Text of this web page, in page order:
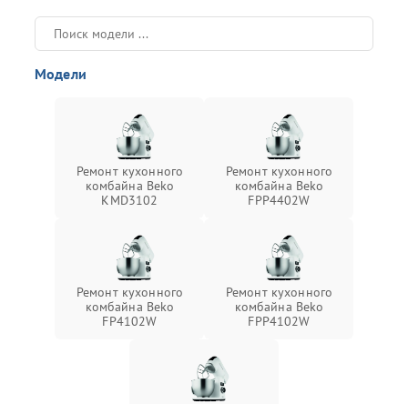
Модели
Ремонт кухонного
комбайна Beko
KMD3102
Ремонт кухонного
комбайна Beko
FPP4402W
Ремонт кухонного
комбайна Beko
FP4102W
Ремонт кухонного
комбайна Beko
FPP4102W